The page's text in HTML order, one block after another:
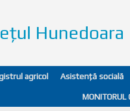
Hunedoara
agricol Asistență socială
MONITORUL